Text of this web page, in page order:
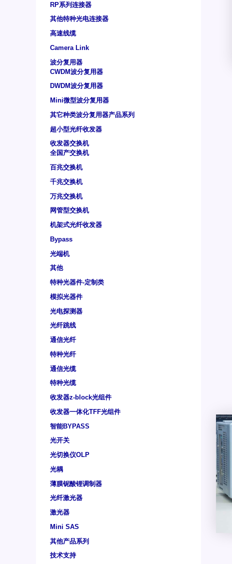
RP系列连接器
其他特种光电连接器
高速线缆
Camera Link
波分复用器
CWDM波分复用器
DWDM波分复用器
Mini微型波分复用器
其它种类波分复用器产品系列
超小型光纤收发器
收发器交换机
全国产交换机
百兆交换机
千兆交换机
万兆交换机
网管型交换机
机架式光纤收发器
Bypass
光端机
其他
特种光器件-定制类
模拟光器件
光电探测器
光纤跳线
通信光纤
特种光纤
通信光缆
特种光缆
收发器z-block光组件
收发器一体化TFF光组件
智能BYPASS
光开关
光切换仪OLP
光耦
薄膜铌酸锂调制器
光纤激光器
激光器
Mini SAS
其他产品系列
技术支持